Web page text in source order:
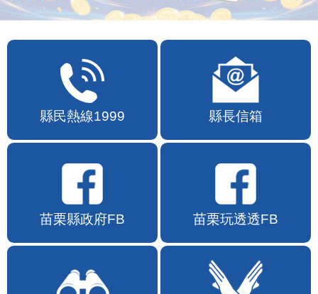
縣民熱線1999 縣長信箱
苗栗縣政府FB 苗栗玩透透FB